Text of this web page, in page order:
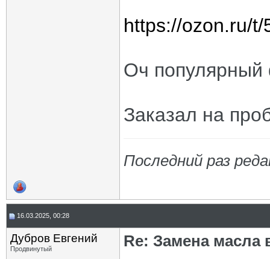
https://ozon.ru/t/
Оч популярный
Заказал на
Последний раз
16.03.2025, 00:28
Дубров Евгений
Продвинутый
Re: Замена масла